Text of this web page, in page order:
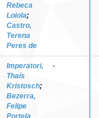
Rebeca
Loiola;
Castro,
Terena
Peres de
Imperatori,
Thaís
Kristosch;
Bezerra,
Felipe
Portela
-